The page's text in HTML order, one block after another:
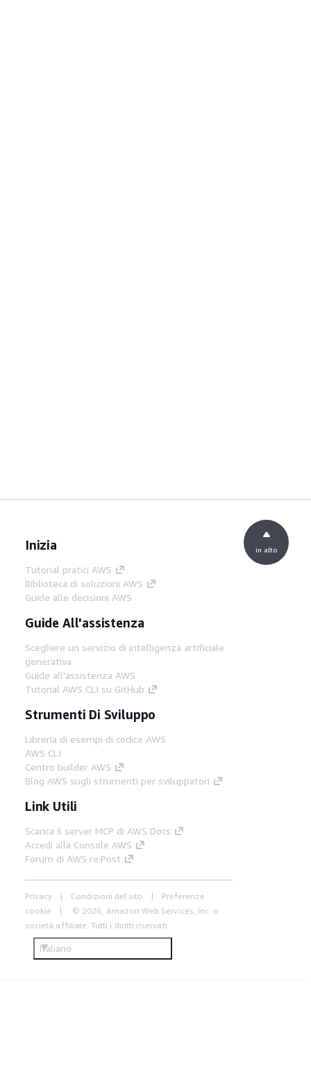
Inizia
Tutorial pratici AWS
Biblioteca di soluzioni AWS
Guide alle decisioni AWS
Guide All'assistenza
Scegliere un servizio di intelligenza artificiale
generativa
Guide all'assistenza AWS
Tutorial AWS CLI su GitHub
Strumenti Di Sviluppo
Libreria di esempi di codice AWS
AWS CLI
Centro builder AWS
Blog AWS sugli strumenti per sviluppatori
Link Utili
Scarica il server MCP di AWS Docs
Accedi alla Console AWS
Forum di AWS re:Post
Privacy Condizioni del sito
Preferenze
cookie
© 2026, Amazon Web Services, Inc. o
società affiliate. Tutti i diritti riservati.
Italiano
in alto